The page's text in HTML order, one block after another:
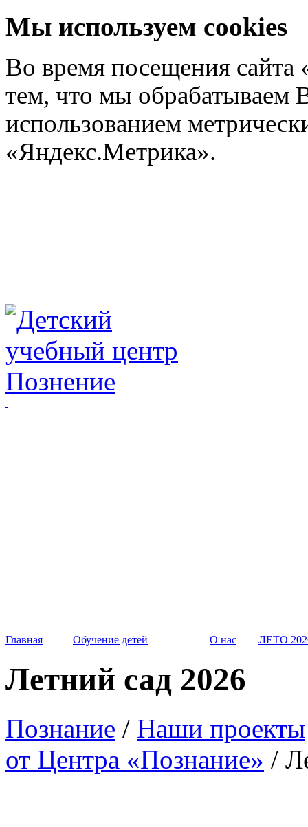
Мы используем cookies
Во время посещения сайта
тем, что мы обрабатываем
использованием
«Яндекс.Метрика».
Главная Обучение детей О нас ЛЕТО
Летний сад 2026
Познание / Наши проекты
от Центра «Познание» /